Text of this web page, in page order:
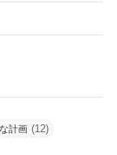
計画 (12)